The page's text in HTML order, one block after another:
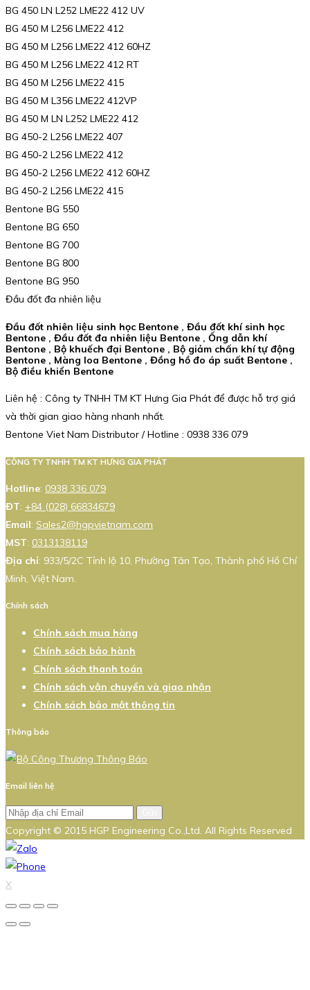
BG 450 LN L252 LME22 412 UV
BG 450 M L256 LME22 412
BG 450 M L256 LME22 412 60HZ
BG 450 M L256 LME22 412 RT
BG 450 M L256 LME22 415
BG 450 M L356 LME22 412VP
BG 450 M LN L252 LME22 412
BG 450-2 L256 LME22 407
BG 450-2 L256 LME22 412
BG 450-2 L256 LME22 412 60HZ
BG 450-2 L256 LME22 415
Bentone BG 550
Bentone BG 650
Bentone BG 700
Bentone BG 800
Bentone BG 950
Đầu đốt đa nhiên liệu
Đầu đốt nhiên liệu sinh học Bentone , Đầu đốt khí sinh học
Bentone , Đầu đốt đa nhiên liệu Bentone , Ống dẫn khí
Bentone , Bộ khuếch đại Bentone , Bộ giảm chấn khí tự động
Bentone , Màng loa Bentone , Đồng hồ đo áp suất Bentone ,
Bộ điều khiển Bentone
Liên hệ : Công ty TNHH TM KT Hưng Gia Phát để được hỗ trợ giá
và thời gian giao hàng nhanh nhất.
Bentone Viet Nam Distributor / Hotline : 0938 336 079
CÔNG TY TNHH TM KT HƯNG GIA PHÁT
Hotline: 0938 336 079
ĐT: +84 (028) 66834679
Email: Sales2@hgpvietnam.com
MST: 0313138119
Địa chỉ: 933/5/2C Tỉnh lộ 10, Phường Tân Tạo, Thành phố Hồ Chí
Minh, Việt Nam.
Chính sách
Chính sách mua hàng
Chính sách bảo hành
Chính sách thanh toán
Chính sách vận chuyển và giao nhận
Chính sách bảo mật thông tin
Thông báo
Email liên hệ
Copyright © 2015 HGP Engineering Co.,Ltd. All Rights Reserved
X